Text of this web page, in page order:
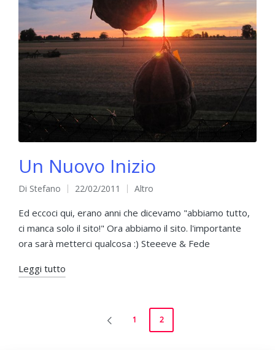
Un Nuovo Inizio
Pubblicato
da
Di Stefano 22/02/2011
Pubblicato
in
Altro
Ed eccoci qui, erano anni che dicevamo "abbiamo tutto,
ci manca solo il sito!" Ora abbiamo il sito. l'importante
ora sarà metterci qualcosa :) Steeeve & Fede
Leggi tutto
PaginazionePAGINA
1 2